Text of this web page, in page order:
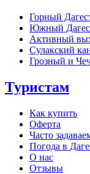
Горный
Южный
Активный
Сулакский
Грозный и
Туристам
Как купить
Оферта
Часто
Погода в
О нас
Отзывы